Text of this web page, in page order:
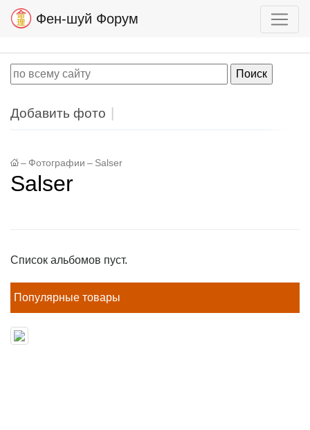
Фен-шуй Форум
Добавить фото
– Фотографии – Salser
Salser
Список альбомов пуст.
Популярные товары